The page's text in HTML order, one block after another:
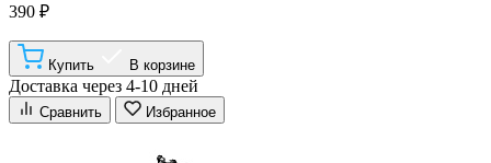
390 ₽
Купить В корзине
Доставка через 4-10 дней
Сравнить Избранное